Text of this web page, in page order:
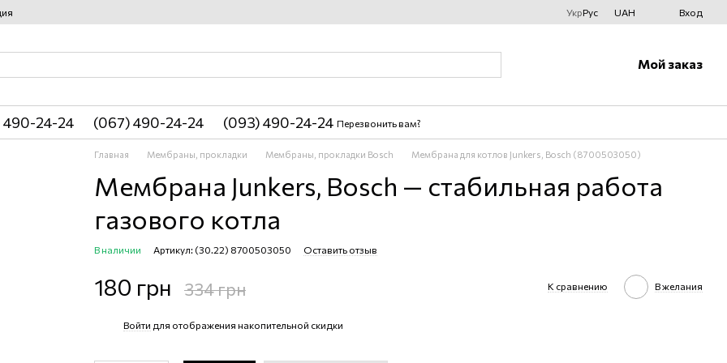
УкрРус UAH Вход
Мой заказ
24-24 (067) 490-24-24 (093) 490-24-24 Перезвонить вам?
Главная Мембраны, прокладки Мембраны, прокладки Bosch Мембрана для котлов Junkers, Bosch (8700503050)
Мембрана Junkers, Bosch — стабильная работа
газового котла
В наличии Артикул: (30.22) 8700503050 Оставить отзыв
180 грн 334 грн К сравнению В желания
Войти для отображения накопительной скидки